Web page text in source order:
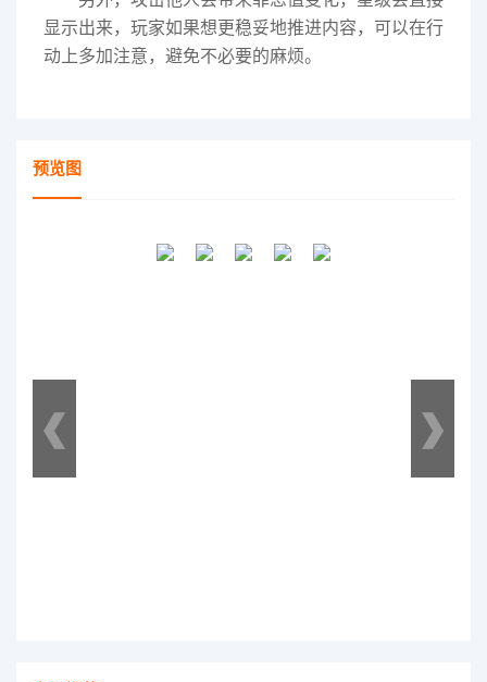
显示出来，玩家如果想更稳妥地推进内容，可以在行
动上多加注意，避免不必要的麻烦。
预览图